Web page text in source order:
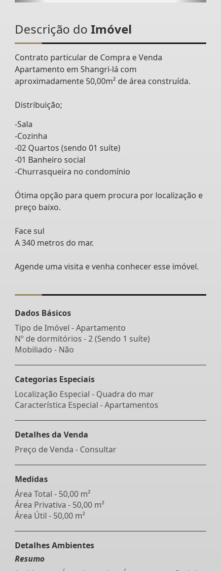
Descrição do Imóvel
Contrato particular de Compra e Venda
Apartamento em Shangri-lá com
aproximadamente 50,00m² de área construída.
Distribuição;
-Sala
-Cozinha
-02 Quartos (sendo 01 suíte)
-01 Banheiro social
-Churrasqueira no condomínio
Ótima opção para quem procura por localização e
preço baixo.
Face sul
A 340 metros do mar.
Agende uma visita e venha conhecer esse imóvel.
Dados Básicos
Tipo de Imóvel - Apartamento
Nº de dormitórios - 2 (Sendo 1 suíte)
Mobiliado - Não
Categorias Especiais
Localização Especial - Quadra do mar
Característica Especial - Apartamentos
Detalhes da Venda
Preço de Venda - Consultar
Medidas
Área Total - 50,00 m²
Área Privativa - 50,00 m²
Área Útil - 50,00 m²
Detalhes Ambientes
Resumo